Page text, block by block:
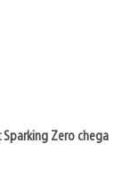
Sparking Zero chega